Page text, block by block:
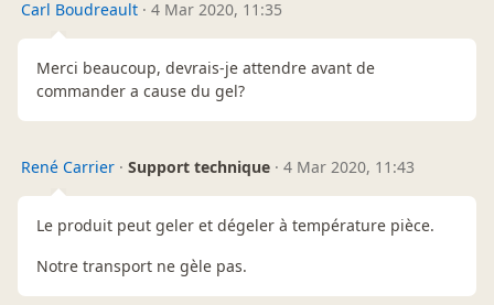
Carl Boudreault · 4 Mar 2020, 11:35
Merci beaucoup, devrais-je attendre avant de
commander a cause du gel?
René Carrier · Support technique · 4 Mar 2020, 11:43
Le produit peut geler et dégeler à température pièce.
Notre transport ne gèle pas.